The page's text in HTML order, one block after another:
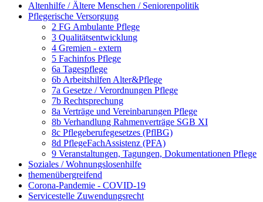
Altenhilfe / Ältere Menschen / Seniorenpolitik
Pflegerische Versorgung
2 FG Ambulante Pflege
3 Qualitätsentwicklung
4 Gremien - extern
5 Fachinfos Pflege
6a Tagespflege
6b Arbeitshilfen Alter&Pflege
7a Gesetze / Verordnungen Pflege
7b Rechtsprechung
8a Verträge und Vereinbarungen Pflege
8b Verhandlung Rahmenverträge SGB XI
8c Pflegeberufegesetzes (PflBG)
8d PflegeFachAssistenz (PFA)
9 Veranstaltungen, Tagungen, Dokumentationen Pflege
Soziales / Wohnungslosenhilfe
themenübergreifend
Corona-Pandemie - COVID-19
Servicestelle Zuwendungsrecht